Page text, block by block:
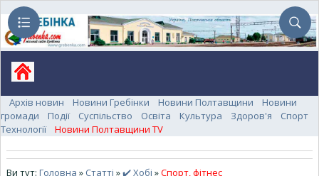
Архів новин Новини Гребінки Новини Полтавщини
Новини
громади
Події Суспільство Освіта Культура Здоров'я
Спорт
Технології
Новини Полтавщини TV
Ви тут: Головна » Статті »✔️ Хобі »Спорт, фітнес